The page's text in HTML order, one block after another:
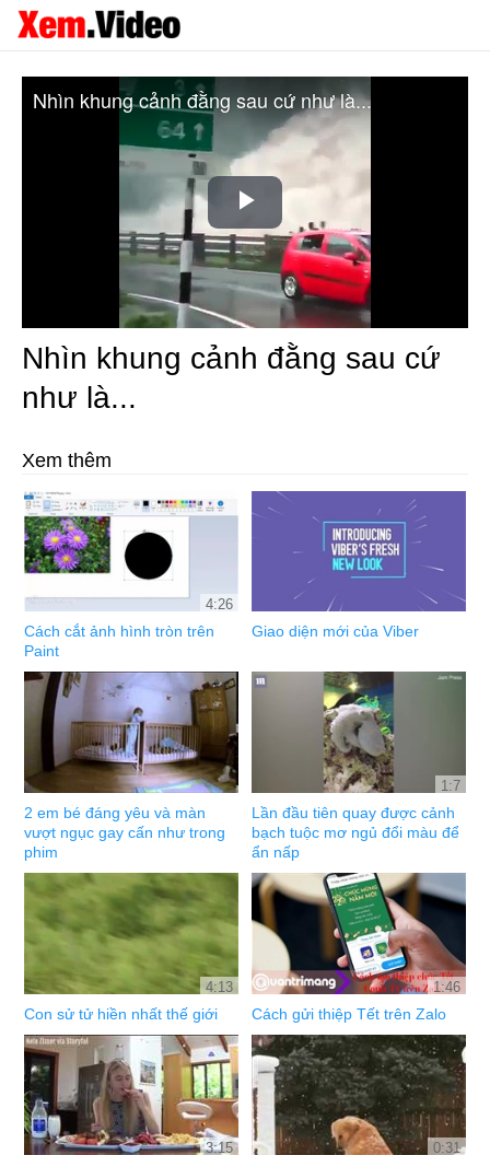
Play
Video
Nhìn khung cảnh đằng sau cứ như là...
Nhìn khung cảnh đằng sau cứ
như là...
Xem thêm
4:26
Cách cắt ảnh hình tròn trên
Paint
Giao diện mới của Viber
2 em bé đáng yêu và màn
vượt ngục gay cấn như trong
phim
1:7
Lần đầu tiên quay được cảnh
bạch tuộc mơ ngủ đổi màu để
ẩn nấp
4:13
Con sử tử hiền nhất thế giới
1:46
Cách gửi thiệp Tết trên Zalo
3:15 0:31